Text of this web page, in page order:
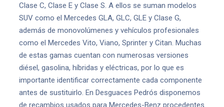
Clase C, Clase E y Clase S. A ellos se suman modelos
SUV como el Mercedes GLA, GLC, GLE y Clase G,
además de monovolúmenes y vehículos profesionales
como el Mercedes Vito, Viano, Sprinter y Citan. Muchas
de estas gamas cuentan con numerosas versiones
diésel, gasolina, híbridas y eléctricas, por lo que es
importante identificar correctamente cada componente
antes de sustituirlo. En Desguaces Pedrós disponemos
de recambios usados para Mercedes-Benz procedentes